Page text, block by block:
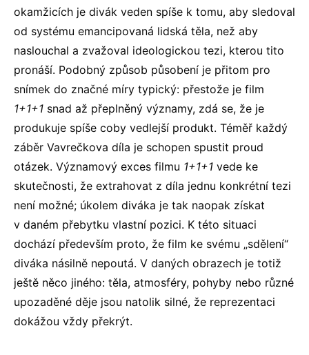
okamžicích je divák veden spíše k tomu, aby sledoval
od systému emancipovaná lidská těla, než aby
naslouchal a zvažoval ideologickou tezi, kterou tito
pronáší. Podobný způsob působení je přitom pro
snímek do značné míry typický: přestože je film
1+1+1 snad až přeplněný významy, zdá se, že je
produkuje spíše coby vedlejší produkt. Téměř každý
záběr Vavrečkova díla je schopen spustit proud
otázek. Významový exces filmu 1+1+1 vede ke
skutečnosti, že extrahovat z díla jednu konkrétní tezi
není možné; úkolem diváka je tak naopak získat
v daném přebytku vlastní pozici. K této situaci
dochází především proto, že film ke svému „sdělení“
diváka násilně nepoutá. V daných obrazech je totiž
ještě něco jiného: těla, atmosféry, pohyby nebo různé
upozaděné děje jsou natolik silné, že reprezentaci
dokážou vždy překrýt.